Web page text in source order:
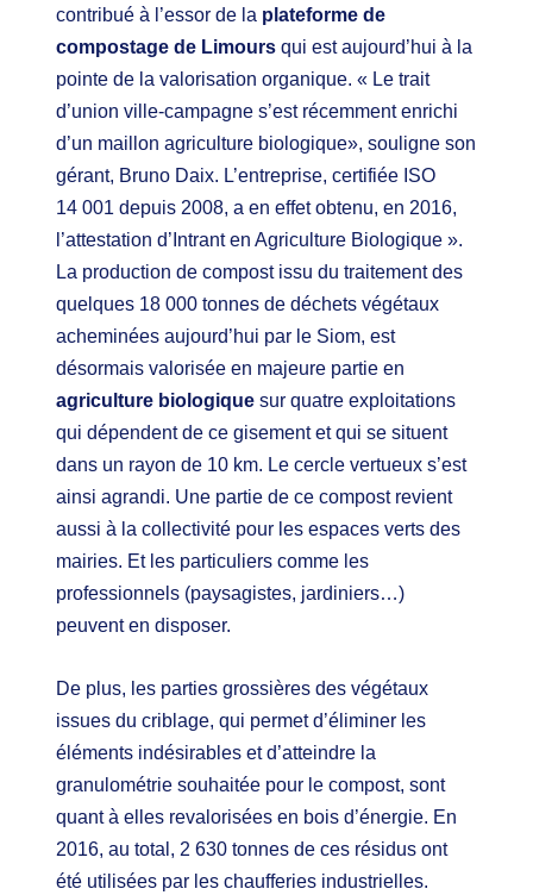
contribué à l’essor de la plateforme de
compostage de Limours qui est aujourd’hui à la
pointe de la valorisation organique. « Le trait
d’union ville-campagne s’est récemment enrichi
d’un maillon agriculture biologique», souligne son
gérant, Bruno Daix. L’entreprise, certifiée ISO
14 001 depuis 2008, a en effet obtenu, en 2016,
l’attestation d’Intrant en Agriculture Biologique ».
La production de compost issu du traitement des
quelques 18 000 tonnes de déchets végétaux
acheminées aujourd’hui par le Siom, est
désormais valorisée en majeure partie en
agriculture biologique sur quatre exploitations
qui dépendent de ce gisement et qui se situent
dans un rayon de 10 km. Le cercle vertueux s’est
ainsi agrandi. Une partie de ce compost revient
aussi à la collectivité pour les espaces verts des
mairies. Et les particuliers comme les
professionnels (paysagistes, jardiniers…)
peuvent en disposer.
De plus, les parties grossières des végétaux
issues du criblage, qui permet d’éliminer les
éléments indésirables et d’atteindre la
granulométrie souhaitée pour le compost, sont
quant à elles revalorisées en bois d’énergie. En
2016, au total, 2 630 tonnes de ces résidus ont
été utilisées par les chaufferies industrielles.